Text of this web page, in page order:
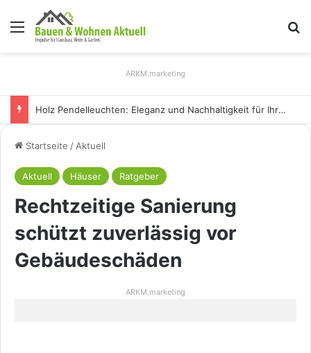
Menü
ARKM.marketing
Holz Pendelleuchten: Eleganz und Nachhaltigkeit für Ihr Zuhause
Startseite / Aktuell
Aktuell Häuser Ratgeber
Rechtzeitige Sanierung
schützt zuverlässig vor
Gebäudeschäden
ARKM.marketing